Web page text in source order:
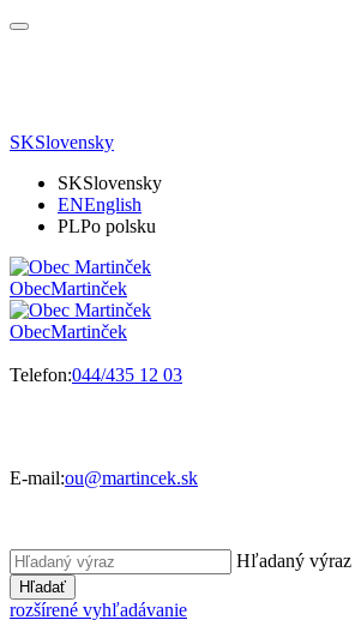
SKSlovensky
SKSlovensky
ENEnglish
PLPo polsku
ObecMartinček
ObecMartinček
Telefon:044/435 12 03
E-mail:ou@martincek.sk
Hľadaný výraz
Hľadať
rozšírené vyhľadávanie